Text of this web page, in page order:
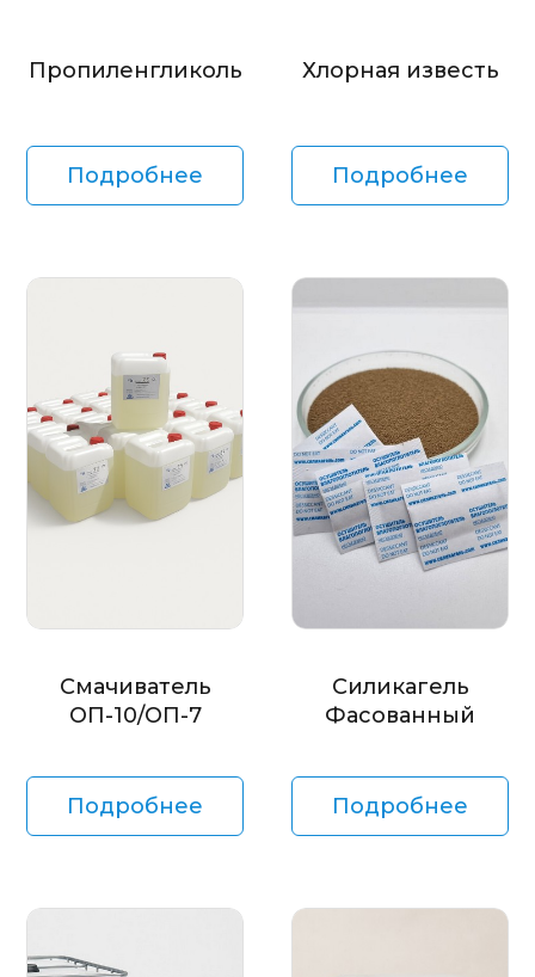
Пропиленгликоль
Подробнее
Хлорная известь
Подробнее
Смачиватель
ОП-10/ОП-7
Подробнее
Силикагель
Фасованный
Подробнее